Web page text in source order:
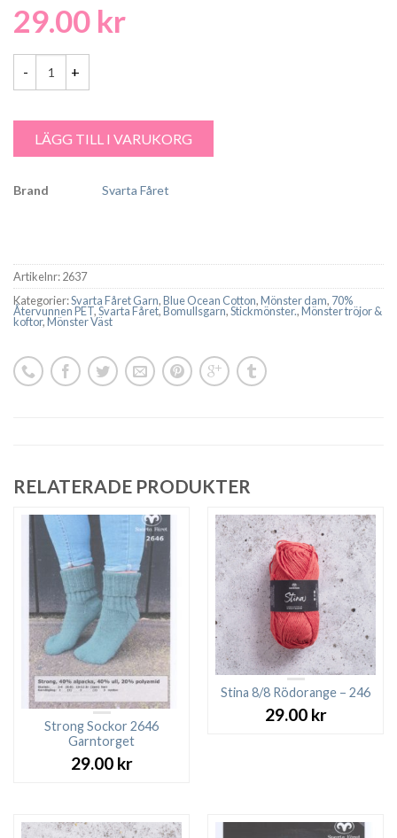
29.00 kr
LÄGG TILL I VARUKORG
Brand Svarta Fåret
Artikelnr:2637
Kategorier:Svarta Fåret Garn,Blue Ocean Cotton,Mönster dam, 70%
Återvunnen PET,Svarta Fåret,Bomullsgarn,Stickmönster.,Mönster tröjor &
koftor,Mönster Väst
RELATERADE PRODUKTER
Strong Sockor 2646
Garntorget
29.00 kr
Stina 8/8 Rödorange – 246
29.00 kr